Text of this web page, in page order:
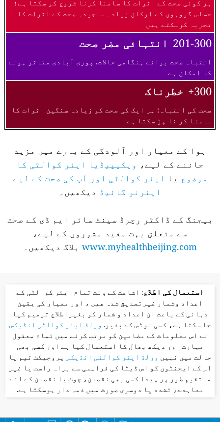
ہر کوئی صحت کے اثرات کا سامنا کرنا شروع کر سکتا ہے؛
حساس گروہوں کے ارکان زیادہ سنجیدہ صحت کے اثرات کا
تجربہ کرسکتے ہیں
201-300 انتہائی مضر صحت
انتباہ صحت برائے ہنگامی حالات. پوری آبادی متاثر ہونے
کا امکان ہے
300+ خطرناک
صحت کی انتباہ: ہر ایک کی صحت کو زیادہ سنگین اثرات کا
سامنا کر نا پڑ سکتا ہے
ہوا کے معیار اور آلودگی کے بارے میں مزید
جاننے کے لیے، ویکیپیڈیا ایئر کوالٹی کا
موضوع یا
ایئر کوالٹی اور آپ کی صحت کے لیے
ایئرنو گائیڈ دیکھیں۔
بیجنگ کے ڈاکٹر رچرڈ سینٹ سائر ایم ڈی کے صحت
سے متعلق بہت مفید مشوروں کے لیے،
www.myhealthbeijing.com بلاگ دیکھیں۔
استعمال کی اطلاع: اشاعت کے وقت تمام ایئر کوالٹی کے
اعداد وشمار غیرتصدیق شدہ ھیں ، اور معیار کی یقین
دہانی کے باعث ان اعداد و شمار کو بغیراطلاع ترمیم کیا
جا سکتا ہے، کسی نوٹس کے بغیر. ورلڈ ایئر کوالٹی انڈیکس
نے اس معلومات کے مضامین کو مرتب کرنے میں تمام معقول
مہارت اور دیکھ بھال کا استعمال کیا ہے اور کسی بھی
حالت میں نہیں ورلڈ ایئر کوالٹی انڈیکس پروجیکٹ ٹیم یا
اس کے ایجنٹوں کو اس ڈیٹا کی فراہمی سے براہ راست یا غیر
مستقیم طور پر پیدا کسی بھی نقصان، چوٹ یا نقصان کے لئے
معاہدے، تشدد یا دوسری صورت میں ذمہ دار ہوسکتا ہے.